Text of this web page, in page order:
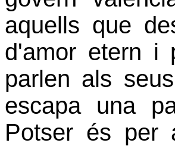
aquells que
d'amor etern i
parlen als
escapa una
Potser és per